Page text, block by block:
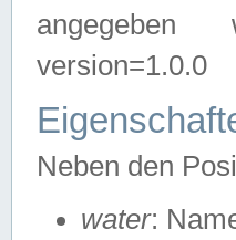
angegeben
version=1.0.0
Neben den
water: